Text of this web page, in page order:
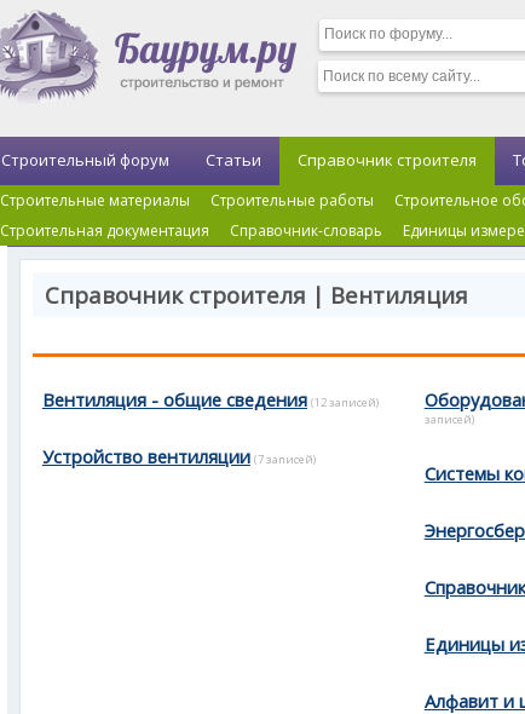
Строительный форум Статьи Справочник строителя
Строительные материалы Строительные работы Строительное
Строительная документация
Справочник-словарь Единицы
Справочник строителя | Вентиляция
Вентиляция - общие сведения (12 записей)
Устройство вентиляции (7 записей)
записей)
Системы
Единицы
Алфавит и